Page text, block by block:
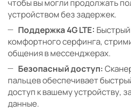
чтобы вы могли продолжать
устройством без задержек.
Поддержка 4G LTE:
комфортного серфинга,
общения в мессенджерах.
Безопасный доступ:
пальцев обеспечивает
доступ к вашему устройству,
данные.